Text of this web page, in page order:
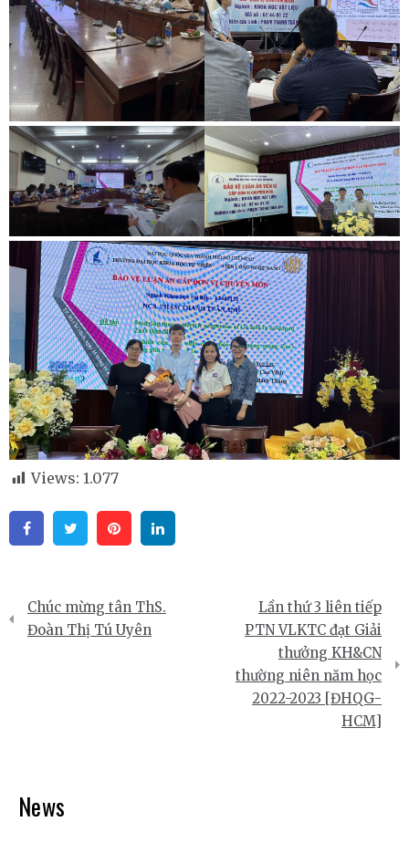
Views: 1.077
FacebookTwitter Pinterest
Điều
hướng
Chúc mừng tân ThS.
Đoàn Thị Tú Uyên
Lần thứ 3 liên tiếp
PTN VLKTC đạt Giải
thưởng KH&CN
thường niên năm học
2022-2023 [ĐHQG-
HCM]
News